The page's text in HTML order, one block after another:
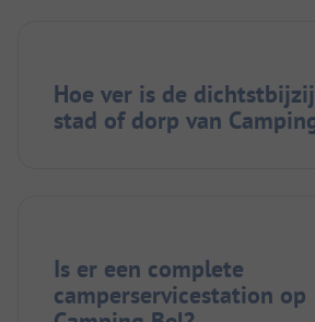
Hoe ver is de
stad of dorp van
Is er een complete
camperservicestation op